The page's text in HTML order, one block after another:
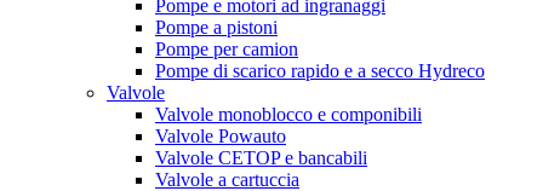
Pompe e motori ad ingranaggi
Pompe a pistoni
Pompe per camion
Pompe di scarico rapido e a secco Hydreco
Valvole
Valvole monoblocco e componibili
Valvole Powauto
Valvole CETOP e bancabili
Valvole a cartuccia